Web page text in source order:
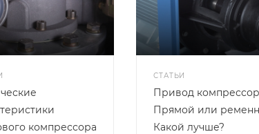
компрессора
СТАТЬИ
Привод
Прямой или
Какой лучше?